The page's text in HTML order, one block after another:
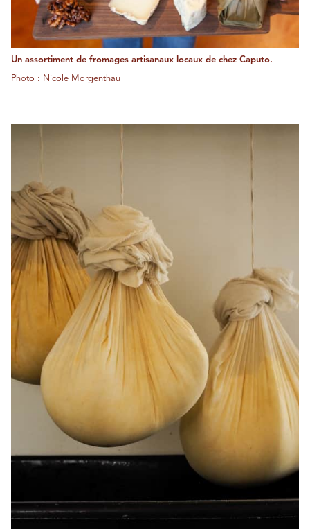
Un assortiment de fromages artisanaux locaux de chez Caputo.
Photo : Nicole Morgenthau